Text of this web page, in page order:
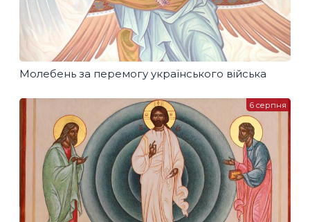
Молебень за перемогу українського війська
6 серпня